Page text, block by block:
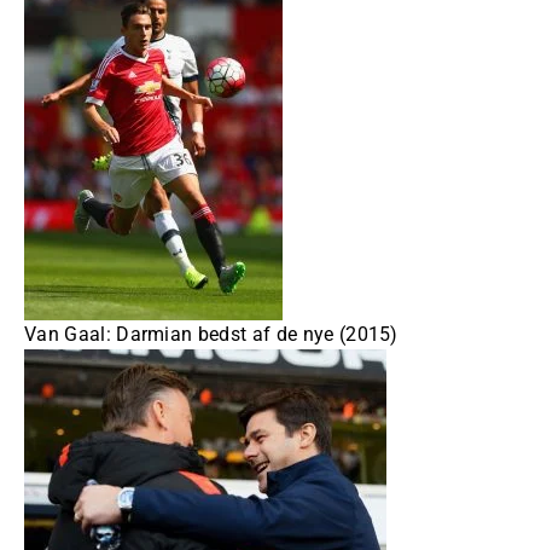
Van Gaal: Darmian bedst af de nye (2015)